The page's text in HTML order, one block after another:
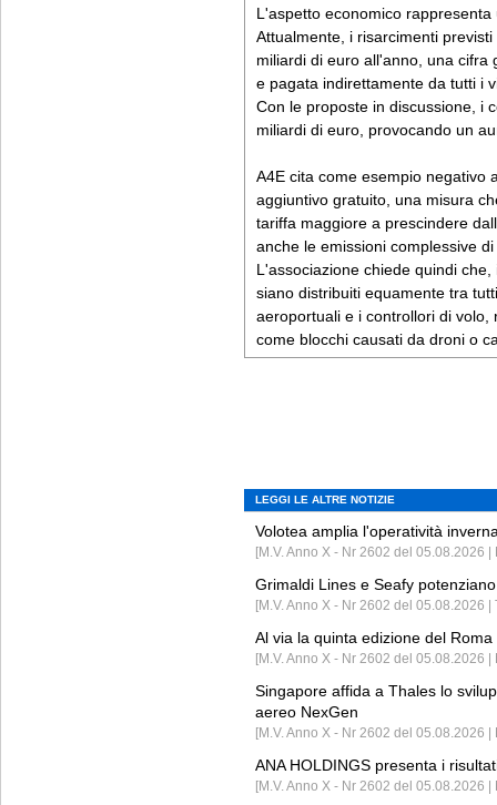
L'aspetto economico
Attualmente, i risarcimenti
miliardi di euro all'anno, una cifra
e pagata indirettamente da tutti i
Con le proposte in discussione, i
miliardi di euro, provocando un
A4E cita come esempio negativo
aggiuntivo gratuito, una misura
tariffa maggiore a prescindere
anche le emissioni complessive
L'associazione chiede quindi
siano distribuiti equamente tra
aeroportuali e i controllori di
come blocchi causati da droni o
LEGGI LE ALTRE NOTIZIE
Volotea amplia l'operatività
[M.V. Anno X - Nr 2602 del 05.08.2026 |
Grimaldi Lines e Seafy
[M.V. Anno X - Nr 2602 del 05.08.2026 |
Al via la quinta edizione del
[M.V. Anno X - Nr 2602 del 05.08.2026 |
Singapore affida a Thales lo
aereo NexGen
[M.V. Anno X - Nr 2602 del 05.08.2026
ANA HOLDINGS presenta i
[M.V. Anno X - Nr 2602 del 05.08.2026